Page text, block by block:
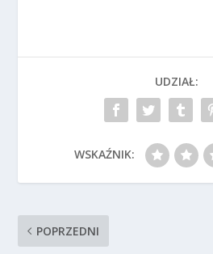
UDZIAŁ:
WSKAŹNIK:
POPRZEDNI